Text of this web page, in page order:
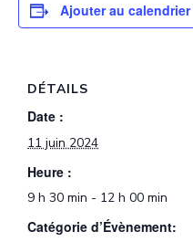
Ajouter au calendrier
DÉTAILS
Date :
11 juin 2024
Heure :
9 h 30 min - 12 h 00 min
Catégorie d’Évènement: